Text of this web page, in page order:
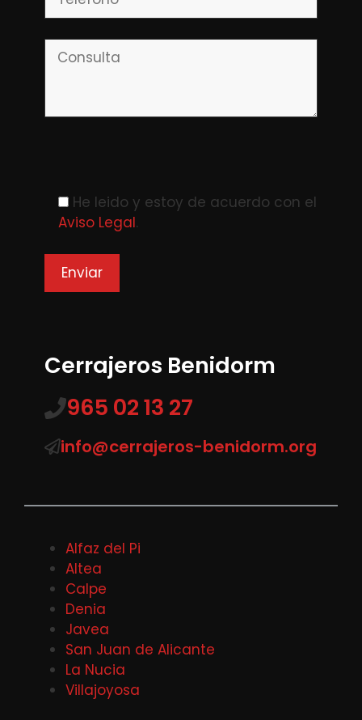
He leido y estoy de acuerdo con el
Aviso Legal.
Cerrajeros Benidorm
965 02 13 27
info@cerrajeros-benidorm.org
Alfaz del Pi
Altea
Calpe
Denia
Javea
San Juan de Alicante
La Nucia
Villajoyosa